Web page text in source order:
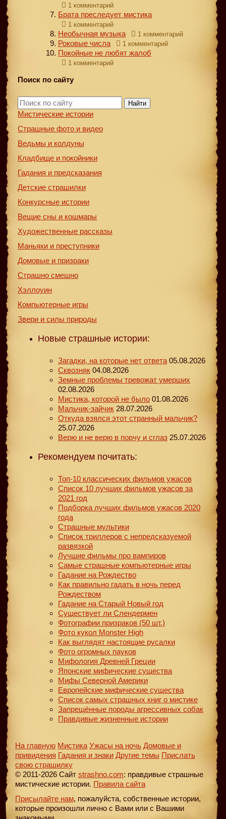
1 комментарий
Брата преследует мистика
1 комментарий
Необычная музыка 1 комментарий
Роковые числа 1 комментарий
Покойные не любят жалоб
1 комментарий
Поиск по сайту
Найти
Мистические истории
Страшные фото и видео
Ведьмы и колдуны
Кладбище и покойники
Гадания и предсказания
Детские страшилки
Конкурсные истории
Вещие сны и кошмары
Художественные рассказы
Маньяки и преступники
Домовые и призраки
Страшно смешно
Хэллоуин
Компьютерные игры
Звери и силы природы
Новые страшные истории:
Загадки, на которые нет ответа 05.08.2026
Сквозняк 04.08.2026
Земные проблемы тревожат умерших
02.08.2026
Мистика, которой не было 01.08.2026
Мальчик-зайчик 28.07.2026
Откуда взялся этот странный мальчик?
25.07.2026
Верю и не верю в порчу и сглаз 25.07.2026
Рекомендуем почитать:
Топ-10 классических фильмов ужасов
Список 10 лучших фильмов ужасов за
2021 год
Подборка лучших фильмов ужасов 2020
года
Страшные мультики
Список триллеров с непредсказуемой
развязкой
Лучшие фильмы про вампиров
Самые страшные компьютерные игры
Гадание на Рождество
Как правильно гадать в ночь перед
Рождеством
Гадание на Старый Новый год
Существует ли Слендермен
Фотографии призраков (50 шт.)
Фото кукол Monster High
Как выглядят настоящие русалки
Фото огромных пауков
Мифология Древней Греции
Японские мифические существа
Мифы Северной Америки
Европейские мифические существа
Список самых страшных книг о мистике
Запрещённые породы агрессивных собак
Правдивые жизненные истории
На главную Мистика Ужасы на ночь Домовые и
привидения Гадания и знаки Другие темы Прислать
свою страшилку
© 2011-2026 Сайт strashno.com: правдивые страшные
мистические истории. Правила сайта
Присылайте нам, пожалуйста, собственные истории,
которые произошли лично с Вами или с Вашими